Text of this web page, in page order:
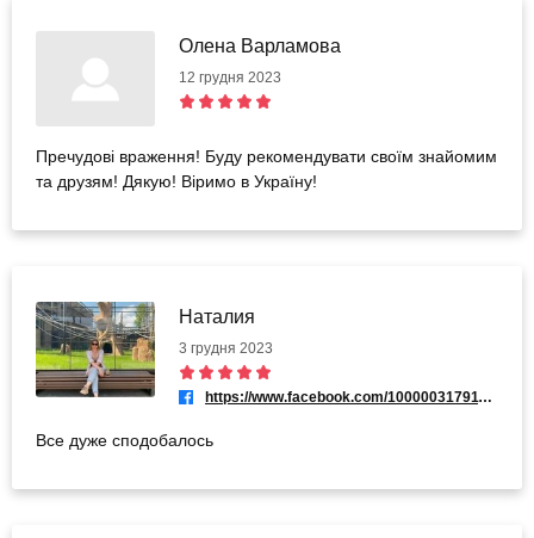
Олена Варламова
12 грудня 2023
Пречудові враження! Буду рекомендувати своїм знайомим
та друзям! Дякую! Віримо в Україну!
Наталия
3 грудня 2023
https://www.facebook.com/100000317911031
Все дуже сподобалось